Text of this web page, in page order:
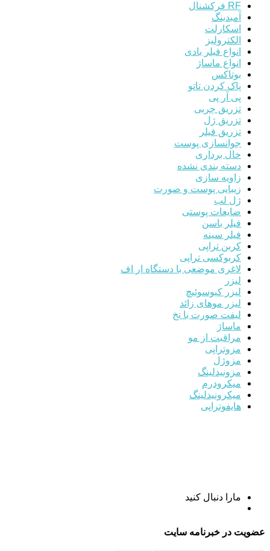
RF فرکشنال
آمبدینگ
اسکارلت
الکترولیز
انواع فیلر بادی
انواع ماساژ
بوتاکس
پاک کردن تاتو
پی آر پی
تزریق چربی
تزریق ژل
تزریق فیلر
جوانسازی پوست
خال برداری
دسته بندی نشده
زاویه سازی
زیبایی پوست و صورت
ژل لب
ضایعات پوستی
فیلر باسن
فیلر سینه
کربن تراپی
کربوکسی تراپی
لاغری موضعی با دستگاه ار اف
لیزر
لیزر کیوسوئیچ
لیزر موهای زائد
لیفت صورت با نخ
ماساژ
مراقبت از مو
مزوتراپی
مزوژل
مزونیدلینگ
میکرودرم
میکرونیدلینگ
هایفوتراپی
مارا دنبال کنید
عضویت در خبرنامه سایت